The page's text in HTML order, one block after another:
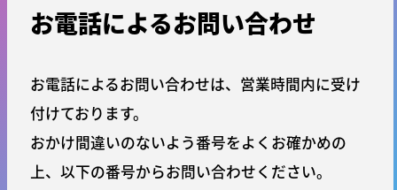
お電話によるお問い合わせ
お電話によるお問い合わせは、営業時間内に受け
付けております。
おかけ間違いのないよう番号をよくお確かめの
上、以下の番号からお問い合わせください。